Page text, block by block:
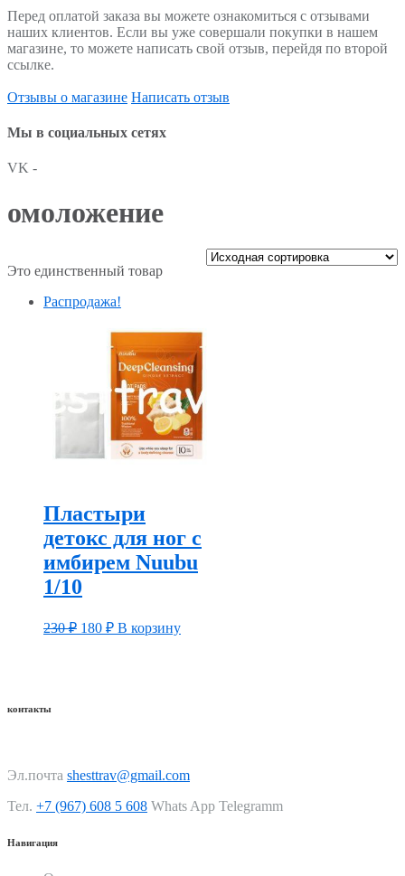
Перед оплатой заказа вы можете ознакомиться с отзывами
наших клиентов. Если вы уже совершали покупки в нашем
магазине, то можете написать свой отзыв, перейдя по второй
ссылке.
Отзывы о магазине Написать отзыв
Мы в социальных сетях
VK -
омоложение
Это единственный товар
Распродажа!
Пластыри
детокс для ног с
имбирем Nuubu
1/10
230₽ 180 ₽ В корзину
контакты
Эл.почта shesttrav@gmail.com
Тел. +7 (967) 608 5 608 Whats App Telegramm
Навигация